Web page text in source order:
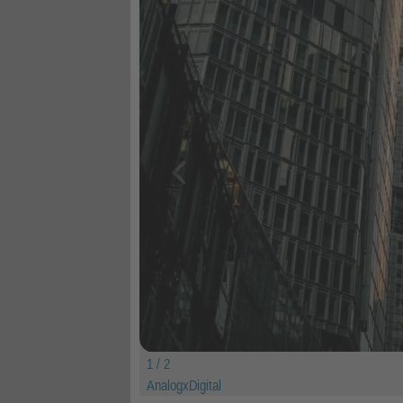
1 / 2
AnalogxDigital